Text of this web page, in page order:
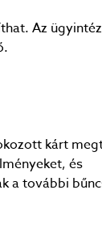
Az
kárt
és
további